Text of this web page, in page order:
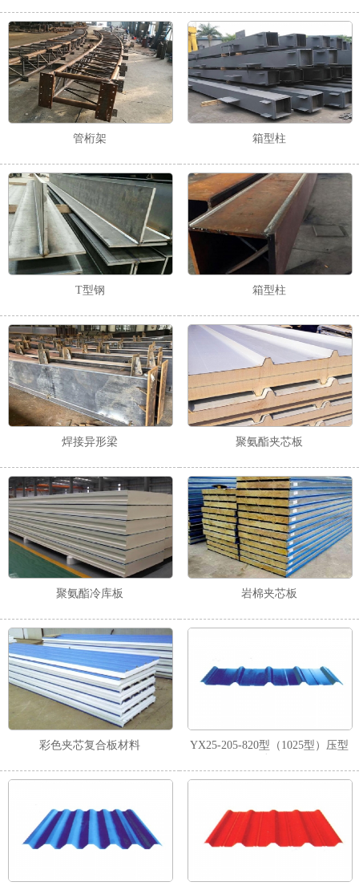
管桁架 箱型柱
T型钢 箱型柱
焊接异形梁 聚氨酯夹芯板
聚氨酯冷库板 岩棉夹芯板
彩色夹芯复合板材料
YX25-205-820型（1025型）压型